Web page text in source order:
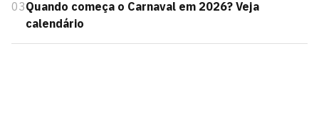
03Quando começa o Carnaval em 2026? Veja
calendário